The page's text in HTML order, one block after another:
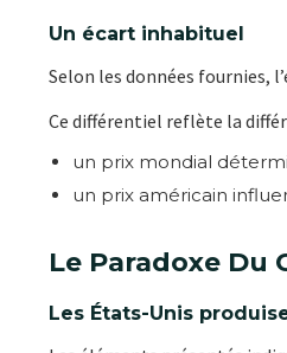
Un écart inhabituel
Selon les données fournies,
Ce différentiel reflète la
un prix mondial
un prix américain
Le Paradoxe Du
Les États-Unis